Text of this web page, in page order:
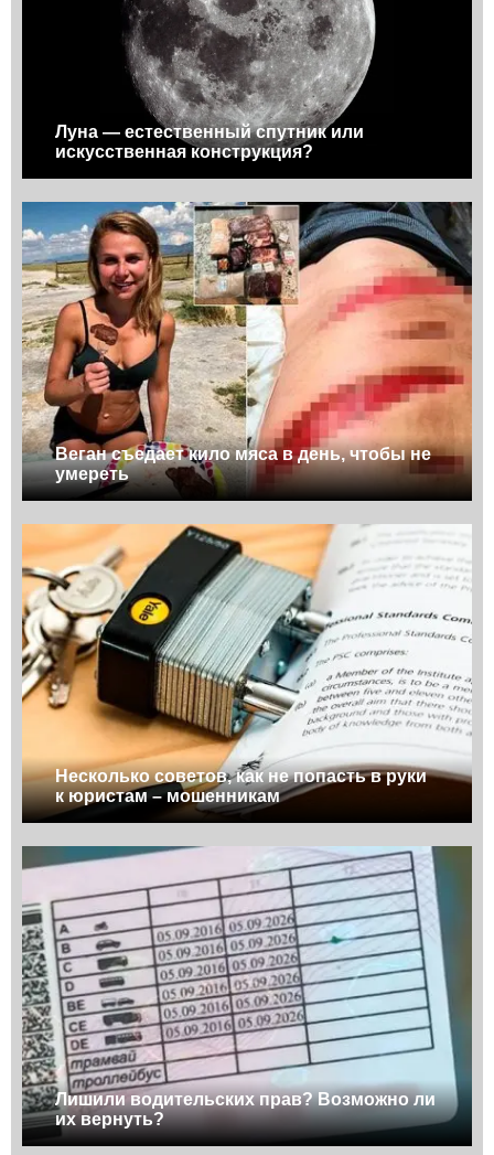
Луна — естественный спутник или
искусственная конструкция?
Веган съедает кило мяса в день, чтобы не
умереть
Несколько советов, как не попасть в руки
к юристам – мошенникам
Лишили водительских прав? Возможно ли
их вернуть?